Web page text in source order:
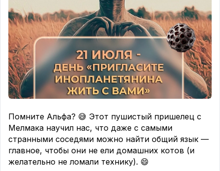
Помните Альфа? 😅 Этот пушистый пришелец с
Мелмака научил нас, что даже с самыми
странными соседями можно найти общий язык —
главное, чтобы они не ели домашних котов (и
желательно не ломали технику). 😄